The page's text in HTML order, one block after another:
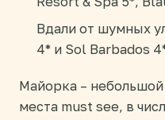
Вдали от шумных
4* и Sol Barbados
Майорка –
места must see, в